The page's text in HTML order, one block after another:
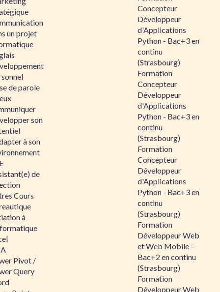
un projet
de parole
son
à son
de
Cours
à
Pivot /
Query
Concepteur
Développeur
d'Applications
Python - Bac+3 en
continu
(Strasbourg)
Formation
Concepteur
Développeur
d'Applications
Python - Bac+3 en
continu
(Strasbourg)
Formation
Concepteur
Développeur
d'Applications
Python - Bac+3 en
continu
(Strasbourg)
Formation
Développeur Web
et Web Mobile –
Bac+2 en continu
(Strasbourg)
Formation
Développeur Web